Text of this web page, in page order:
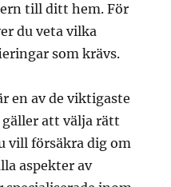
till ditt hem. För
du veta vilka
som krävs.
en av de viktigaste
att välja rätt
vill försäkra dig om
aspekter av